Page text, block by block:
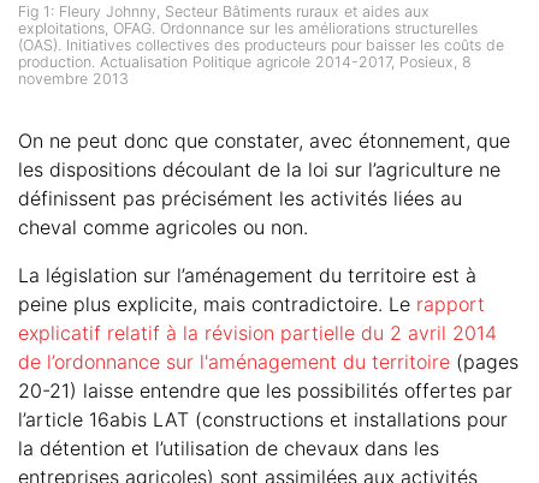
Fig 1: Fleury Johnny, Secteur Bâtiments ruraux et aides aux
exploitations, OFAG. Ordonnance sur les améliorations structurelles
(OAS). Initiatives collectives des producteurs pour baisser les coûts de
production. Actualisation Politique agricole 2014-2017, Posieux, 8
novembre 2013
On ne peut donc que constater, avec étonnement, que
les dispositions découlant de la loi sur l’agriculture ne
définissent pas précisément les activités liées au
cheval comme agricoles ou non.
La législation sur l’aménagement du territoire est à
peine plus explicite, mais contradictoire. Le rapport
explicatif relatif à la révision partielle du 2 avril 2014
de l’ordonnance sur l'aménagement du territoire (pages
20-21) laisse entendre que les possibilités offertes par
l’article 16abis LAT (constructions et installations pour
la détention et l’utilisation de chevaux dans les
entreprises agricoles) sont assimilées aux activités